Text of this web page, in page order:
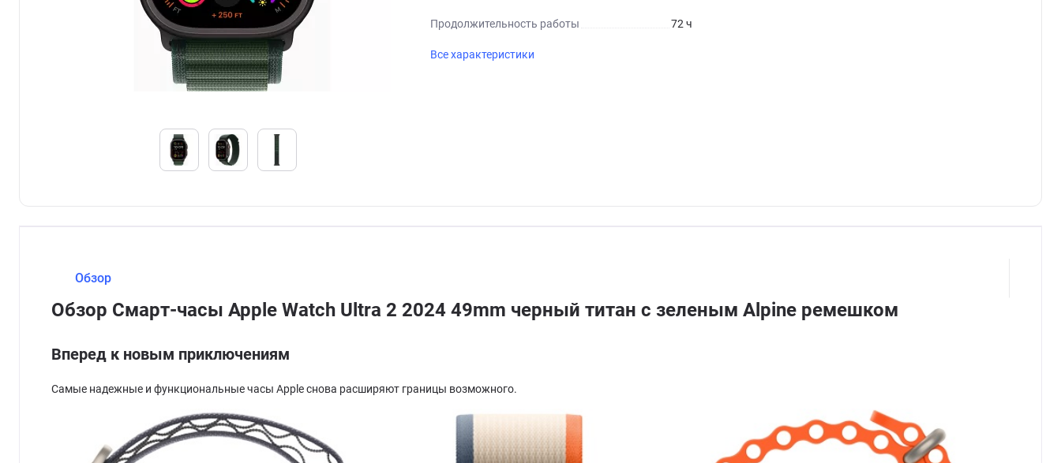
Продолжительность работы 72 ч
Все характеристики
Обзор
Обзор Смарт-часы Apple Watch Ultra 2 2024 49mm черный титан с зеленым Alpine ремешком
Вперед к новым приключениям
Самые надежные и функциональные часы Apple снова расширяют границы возможного.